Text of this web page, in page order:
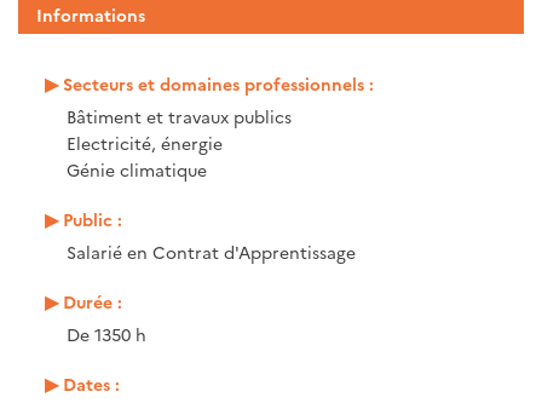
Informations
Secteurs et domaines professionnels :
Bâtiment et travaux publics
Electricité, énergie
Génie climatique
Public :
Salarié en Contrat d'Apprentissage
Durée :
De 1350 h
Dates :